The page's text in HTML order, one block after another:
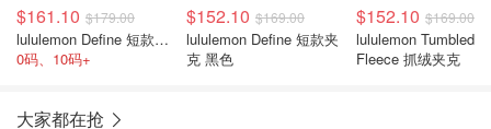
$161.10 $179.00
lululemon Define 短款连帽夹克 象牙白
0码、10码+
$152.10 $169.00
lululemon Define 短款夹
克 黑色
$152.10 $169.00
lululemon Tumbled
Fleece 抓绒夹克
大家都在抢